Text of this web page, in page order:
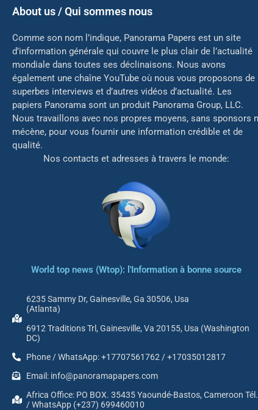
About us / Qui sommes nous
Comme son nom l’indique, Panorama Papers est un site
d’information générale qui couvre le plus clair de l’actualité
mondiale dans toutes ses déclinaisons. Nous avons
également une chaîne YouTube où nous vous proposons de
superbes interviews et d’autres vidéos d’actualité. Les
papiers Panorama sont un produit Panorama Group, LLC.
Nous travaillons avec nos propres moyens, sans sponsors
mécène, pour vous fournir une information crédible et de
qualité.
Nos contacts et adresses à travers le monde:
World top news (Wtop): l'Information à bonne source
6235 Sammy Dr, Gainesville, Ga 30506, Usa
(Atlanta)
6912 Traditions Trl, Gainesville, Va 20155, Usa (Washington
DC)
Phone / WhatsApp: +17707561762 / +17035012817
Email: info@panoramapapers.com
Africa Office: PO BOX. 35435 Yaoundé-Bastos, Cameroon Tél.
/ WhatsApp (+237) 699460010